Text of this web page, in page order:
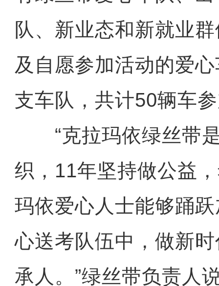
队、新业态和新就业
及自愿参加活动的爱
支车队，共计50辆车
“克拉玛依绿丝带是
织，11年坚持做公益
玛依爱心人士能够踊跃
心送考队伍中，做新
承人。”绿丝带负责人